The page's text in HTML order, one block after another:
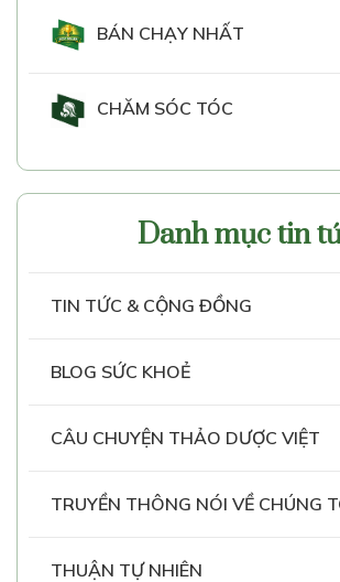
BÁN CHẠY NHẤT
CHĂM SÓC TÓC
Danh mục tin
TIN TỨC & CỘNG ĐỒNG
BLOG SỨC KHOẺ
CÂU CHUYỆN THẢO DƯỢC VIỆT
TRUYỀN THÔNG NÓI VỀ CHÚNG
THUẬN TỰ NHIÊN